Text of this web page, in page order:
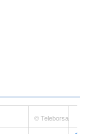
© Teleborsa